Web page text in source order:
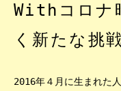
Withコロナ
く新たな挑
2016年４月に生まれた